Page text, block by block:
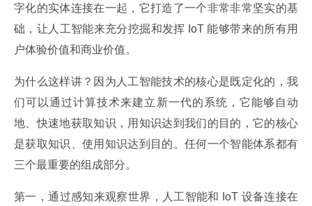
字化的实体连接在一起，它打造了一个非常非常坚实的基
础，让人工智能来充分挖掘和发挥 IoT 能够带来的所有用
户体验价值和商业价值。
为什么这样讲？因为人工智能技术的核心是既定化的，我
们可以通过计算技术来建立新一代的系统，它能够自动
地、快速地获取知识，用知识达到我们的目的，它的核心
是获取知识、使用知识达到目的。任何一个智能体系都有
三个最重要的组成部分。
第一，通过感知来观察世界，人工智能和 IoT 设备连接在